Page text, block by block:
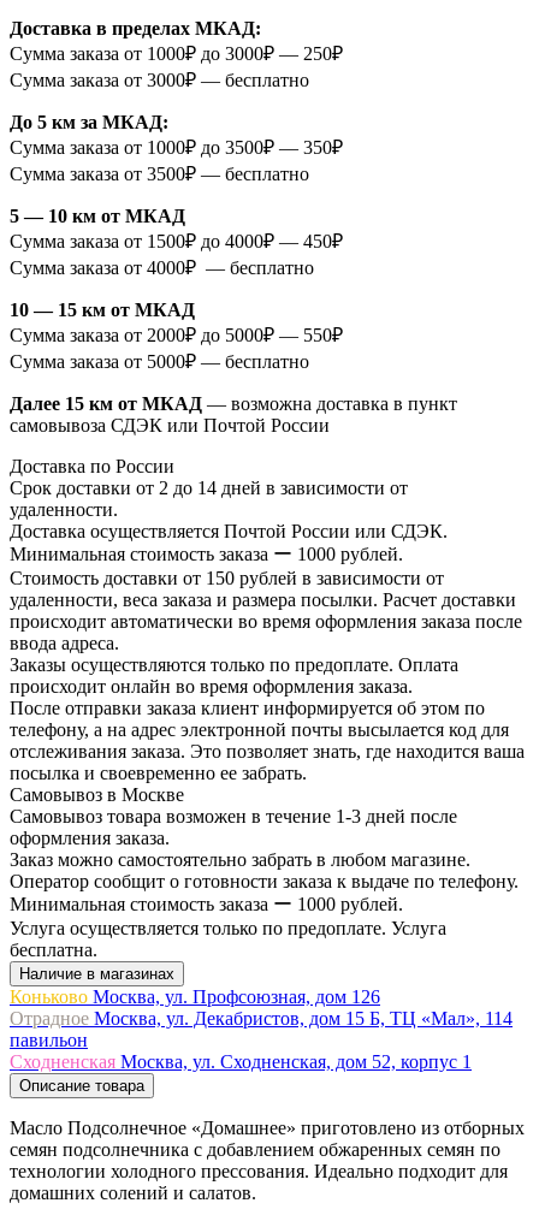
Доставка в пределах МКАД:
Сумма заказа от 1000₽ до 3000₽ — 250₽
Сумма заказа от 3000₽ — бесплатно
До 5 км за МКАД:
Сумма заказа от 1000₽ до 3500₽ — 350₽
Сумма заказа от 3500₽ — бесплатно
5 — 10 км от МКАД
Сумма заказа от 1500₽ до 4000₽ — 450₽
Сумма заказа от 4000₽ — бесплатно
10 — 15 км от МКАД
Сумма заказа от 2000₽ до 5000₽ — 550₽
Сумма заказа от 5000₽ — бесплатно
Далее 15 км от МКАД — возможна доставка в пункт
самовывоза СДЭК или Почтой России
Доставка по России
Срок доставки от 2 до 14 дней в зависимости от
удаленности.
Доставка осуществляется Почтой России или СДЭК.
Минимальная стоимость заказа ー 1000 рублей.
Стоимость доставки от 150 рублей в зависимости от
удаленности, веса заказа и размера посылки. Расчет доставки
происходит автоматически во время оформления заказа после
ввода адреса.
Заказы осуществляются только по предоплате. Оплата
происходит онлайн во время оформления заказа.
После отправки заказа клиент информируется об этом по
телефону, а на адрес электронной почты высылается код для
отслеживания заказа. Это позволяет знать, где находится ваша
посылка и своевременно ее забрать.
Самовывоз в Москве
Самовывоз товара возможен в течение 1-3 дней после
оформления заказа.
Заказ можно самостоятельно забрать в любом магазине.
Оператор сообщит о готовности заказа к выдаче по телефону.
Минимальная стоимость заказа ー 1000 рублей.
Услуга осуществляется только по предоплате. Услуга
бесплатна.
Наличие в магазинах
Коньково Москва, ул. Профсоюзная, дом 126
Отрадное Москва, ул. Декабристов, дом 15 Б, ТЦ «Мал», 114
павильон
Сходненская Москва, ул. Сходненская, дом 52, корпус 1
Описание товара
Масло Подсолнечное «Домашнее» приготовлено из отборных
семян подсолнечника с добавлением обжаренных семян по
технологии холодного прессования. Идеально подходит для
домашних солений и салатов.